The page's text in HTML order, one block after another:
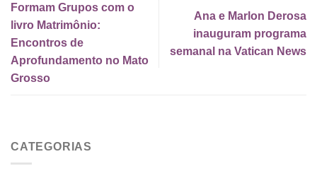
Formam Grupos com o
livro Matrimônio:
Encontros de
Aprofundamento no Mato
Grosso
Ana e Marlon Derosa
inauguram programa
semanal na Vatican News
CATEGORIAS